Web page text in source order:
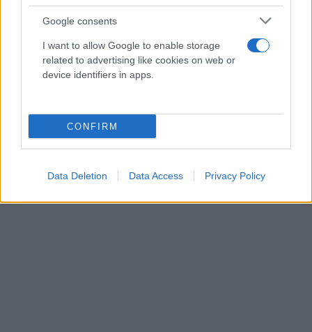
Google consents
I want to allow Google to enable storage
related to advertising like cookies on web or
device identifiers in apps.
CONFIRM
Data Deletion Data Access Privacy Policy